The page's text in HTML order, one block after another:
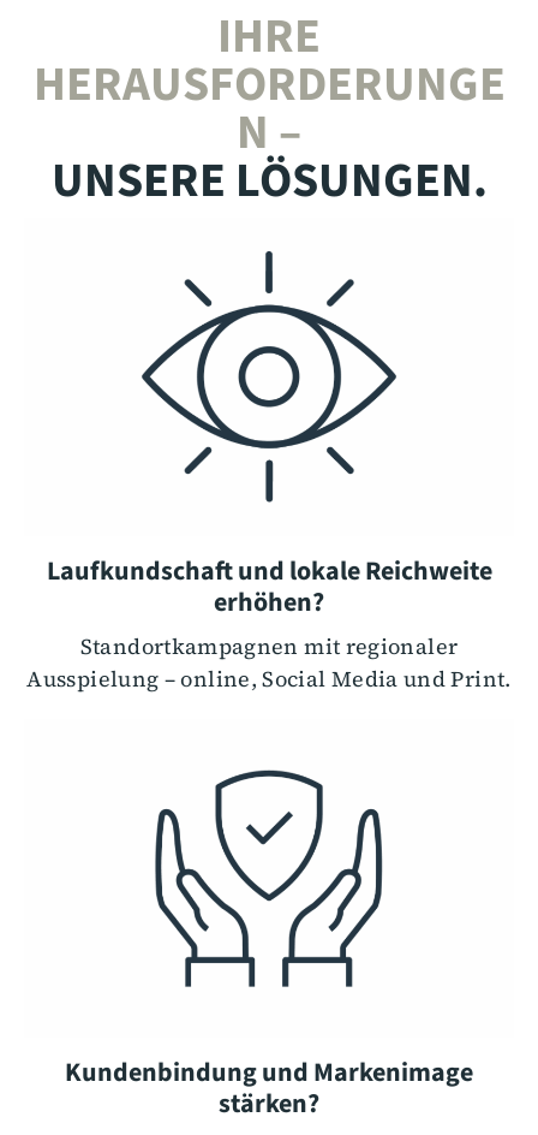
IHRE
HERAUSFORDERUNGE
N –
UNSERE LÖSUNGEN.
Laufkundschaft und lokale Reichweite
erhöhen?
Standortkampagnen mit regionaler
Ausspielung – online, Social Media und Print.
Kundenbindung und Markenimage
stärken?